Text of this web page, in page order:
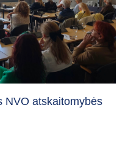
NVO atskaitomybės